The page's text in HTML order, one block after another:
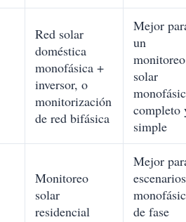
Red solar
doméstica
monofásica +
inversor, o
monitorización
de red bifásica
Mejor
un
monitoreo
solar
completo
simple
Monitoreo
solar
residencial
Mejor
escenarios
de fase